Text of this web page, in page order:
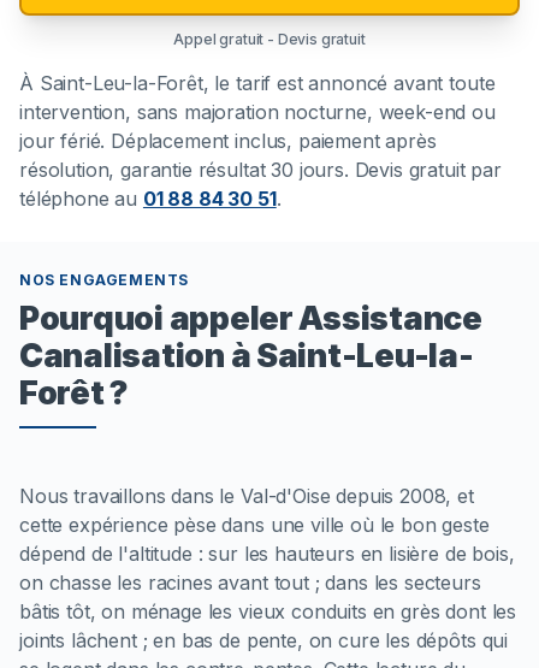
Appel gratuit - Devis gratuit
À Saint-Leu-la-Forêt, le tarif est annoncé avant toute
intervention, sans majoration nocturne, week-end ou
jour férié. Déplacement inclus, paiement après
résolution, garantie résultat 30 jours. Devis gratuit par
téléphone au 01 88 84 30 51.
NOS ENGAGEMENTS
Pourquoi appeler Assistance
Canalisation à Saint-Leu-la-
Forêt ?
Nous travaillons dans le Val-d'Oise depuis 2008, et
cette expérience pèse dans une ville où le bon geste
dépend de l'altitude : sur les hauteurs en lisière de bois,
on chasse les racines avant tout ; dans les secteurs
bâtis tôt, on ménage les vieux conduits en grès dont les
joints lâchent ; en bas de pente, on cure les dépôts qui